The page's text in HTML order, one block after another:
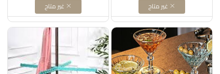
غير متاح غير متاح